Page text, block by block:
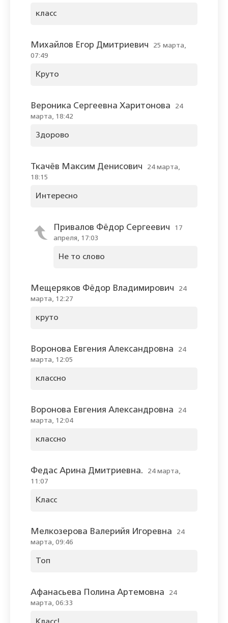
класс
Михайлов Егор Дмитриевич
25 марта,
07:49
Круто
Вероника Сергеевна Харитонова
24
марта, 18:42
Здорово
Ткачёв Максим Денисович
24 марта,
18:15
Интересно
Привалов Фёдор Сергеевич
17
апреля, 17:03
Не то слово
Мещеряков Фёдор Владимирович
24
марта, 12:27
круто
Воронова Евгения Александровна
24
марта, 12:05
классно
Воронова Евгения Александровна
24
марта, 12:04
классно
Федас Арина Дмитриевна.
24 марта,
11:07
Класс
Мелкозерова Валерийя Игоревна
24
марта, 09:46
Топ
Афанасьева Полина Артемовна
24
марта, 06:33